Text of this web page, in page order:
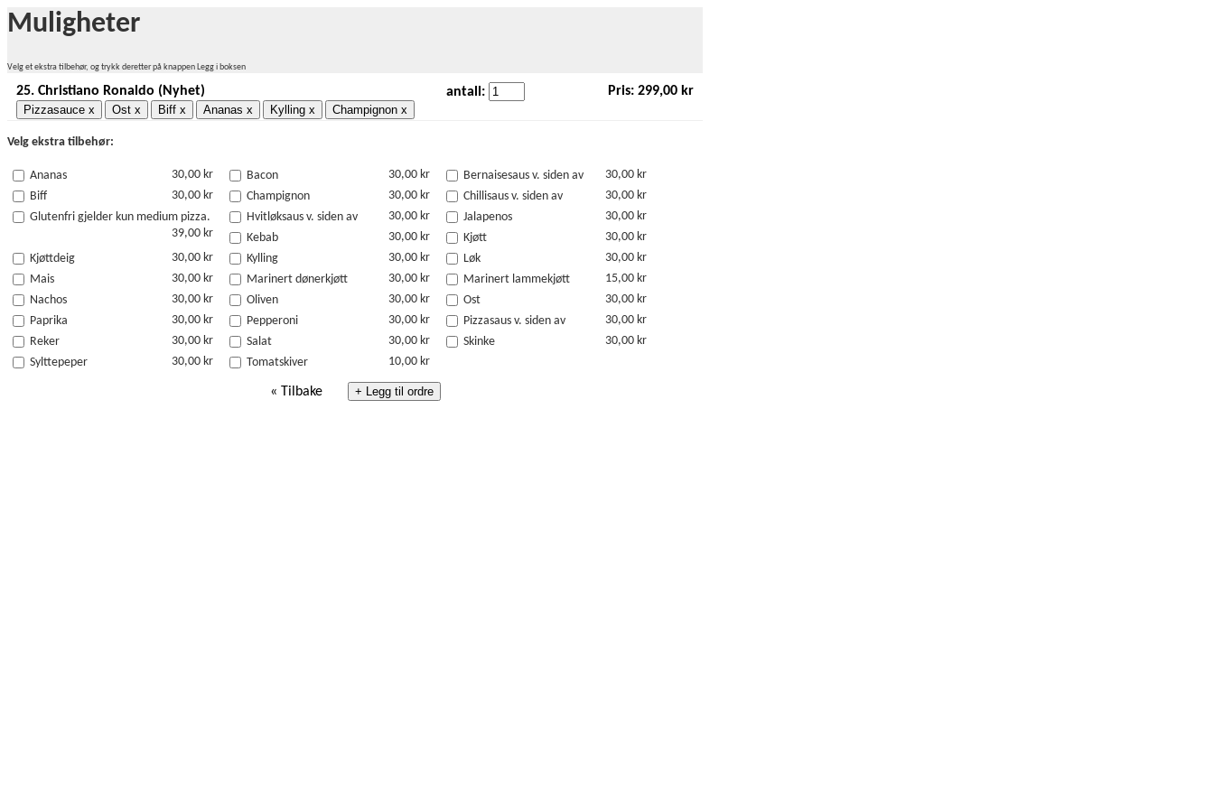
Muligheter
Velg et ekstra tilbehør, og trykk deretter på knappen Legg i boksen
25. Christiano Ronaldo (Nyhet) antall:
Pizzasauce x Ost x Biff x Ananas x Kylling x Champignon x
Pris: 299,00 kr
Velg ekstra tilbehør:
Ananas 30,00 kr Bacon 30,00 kr Bernaisesaus v. siden av
30,00 kr
Biff
30,00 kr Champignon 30,00 kr Chillisaus v. siden av
30,00 kr
Glutenfri gjelder kun medium pizza.
39,00 kr
Hvitløksaus v. siden av 30,00 kr Jalapenos
30,00 kr
Kebab
30,00 kr Kjøtt
30,00 kr
Kjøttdeig
30,00 kr Kylling 30,00 kr Løk
30,00 kr
Mais
30,00 kr Marinert dønerkjøtt 30,00 kr Marinert lammekjøtt
15,00 kr
Nachos
30,00 kr Oliven 30,00 kr Ost
30,00 kr
Paprika
30,00 kr Pepperoni 30,00 kr Pizzasaus v. siden av
30,00 kr
Reker
30,00 kr Salat 30,00 kr Skinke
30,00 kr
Sylttepeper
30,00 kr Tomatskiver 10,00 kr
« Tilbake